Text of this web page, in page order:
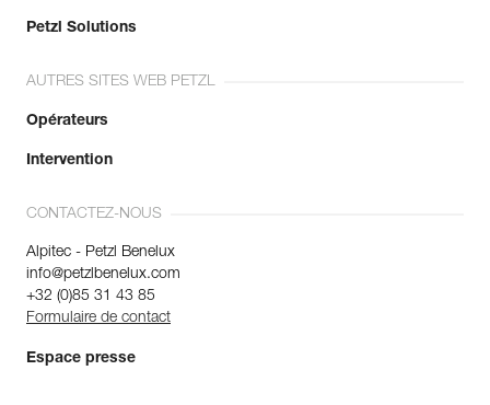
Petzl Solutions
AUTRES SITES WEB PETZL
Opérateurs
Intervention
CONTACTEZ-NOUS
Alpitec - Petzl Benelux
info@petzlbenelux.com
+32 (0)85 31 43 85
Formulaire de contact
Espace presse